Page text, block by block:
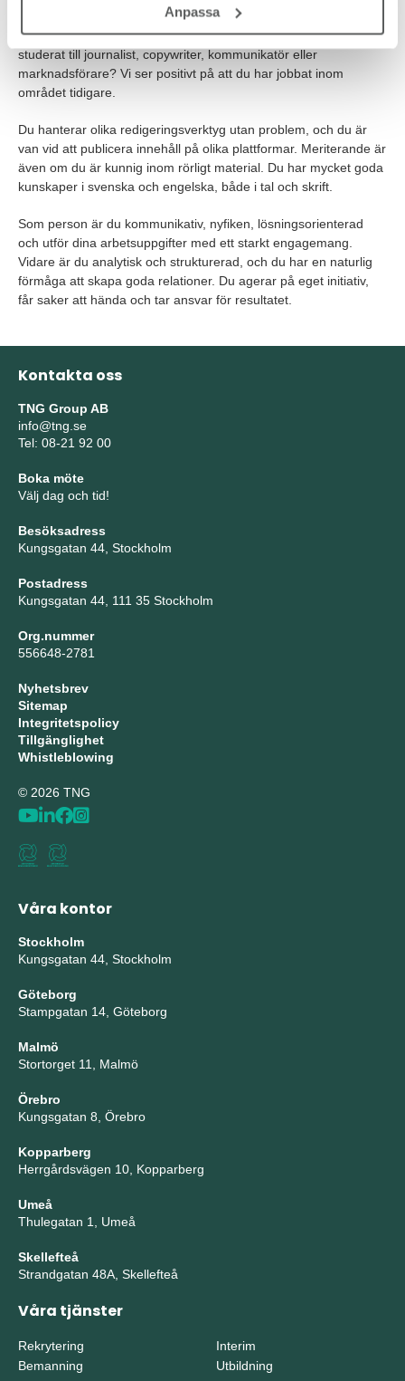
Anpassa
Vi söker dig som har en journalistisk bakgrund. Kanske har du
studerat till journalist, copywriter, kommunikatör eller
marknadsförare? Vi ser positivt på att du har jobbat inom
området tidigare.
Du hanterar olika redigeringsverktyg utan problem, och du är
van vid att publicera innehåll på olika plattformar. Meriterande är
även om du är kunnig inom rörligt material. Du har mycket goda
kunskaper i svenska och engelska, både i tal och skrift.
Som person är du kommunikativ, nyfiken, lösningsorienterad
och utför dina arbetsuppgifter med ett starkt engagemang.
Vidare är du analytisk och strukturerad, och du har en naturlig
förmåga att skapa goda relationer. Du agerar på eget initiativ,
får saker att hända och tar ansvar för resultatet.
Kontakta oss
TNG Group AB
info@tng.se
Tel: 08-21 92 00
Boka möte
Välj dag och tid!
Besöksadress
Kungsgatan 44, Stockholm
Postadress
Kungsgatan 44, 111 35 Stockholm
Org.nummer
556648-2781
Nyhetsbrev
Sitemap
Integritetspolicy
Tillgänglighet
Whistleblowing
© 2026 TNG
Våra kontor
Stockholm
Kungsgatan 44, Stockholm
Göteborg
Stampgatan 14, Göteborg
Malmö
Stortorget 11, Malmö
Örebro
Kungsgatan 8, Örebro
Kopparberg
Herrgårdsvägen 10, Kopparberg
Umeå
Thulegatan 1, Umeå
Skellefteå
Strandgatan 48A, Skellefteå
Våra tjänster
Rekrytering
Bemanning
Interim
Utbildning